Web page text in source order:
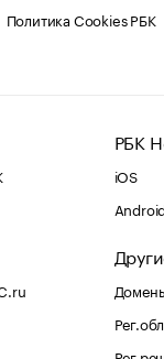
Политика Cookies РБК
РБК
iOS